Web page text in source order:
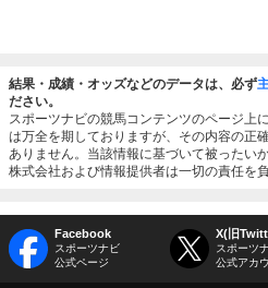
結果・成績・オッズなどのデータは、必ず
ださい。
スポーツナビの競馬コンテンツのページ上
は万全を期しておりますが、その内容の正
ありません。当該情報に基づいて被ったい
株式会社および情報提供者は一切の責任を
Facebook
スポーツナビ
公式ページ
X(旧
スポーツ
公式アカ